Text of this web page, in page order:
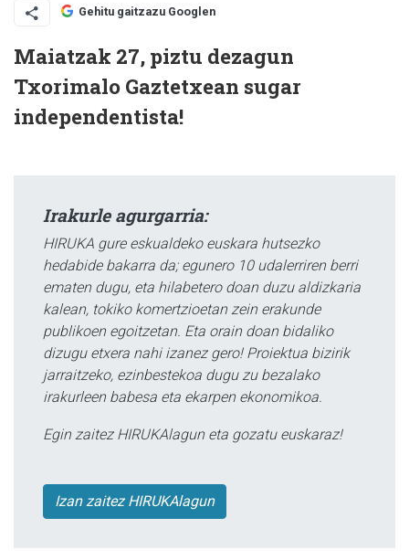
Gehitu gaitzazu Googlen
Maiatzak 27, piztu dezagun
Txorimalo Gaztetxean sugar
independentista!
Irakurle agurgarria:
HIRUKA gure eskualdeko euskara hutsezko
hedabide bakarra da; egunero 10 udalerriren berri
ematen dugu, eta hilabetero doan duzu aldizkaria
kalean, tokiko komertzioetan zein erakunde
publikoen egoitzetan. Eta orain doan bidaliko
dizugu etxera nahi izanez gero! Proiektua bizirik
jarraitzeko, ezinbestekoa dugu zu bezalako
irakurleen babesa eta ekarpen ekonomikoa.
Egin zaitez HIRUKAlagun eta gozatu euskaraz!
Izan zaitez HIRUKAlagun